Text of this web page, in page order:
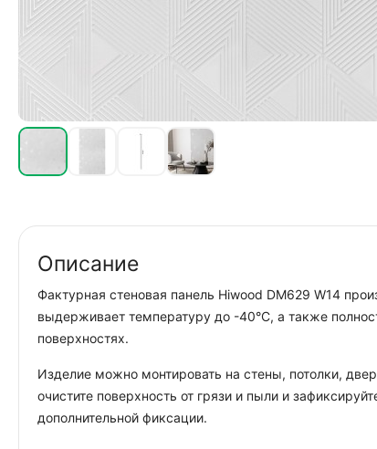
Описание
Фактурная стеновая панель Hiwood DM629 W14
выдерживает температуру до -40°С, а также
поверхностях.
Изделие можно монтировать на стены, потолки,
очистите поверхность от грязи и пыли и
дополнительной фиксации.